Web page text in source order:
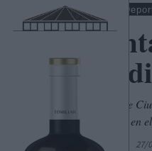
Ciudad Real
XIV
La Diputación de
cita consolidada en
C. Manchegos 27/